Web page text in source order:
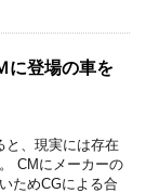
に登場の車を
と、現実には存在
CMにメーカーの
ためCGによる合